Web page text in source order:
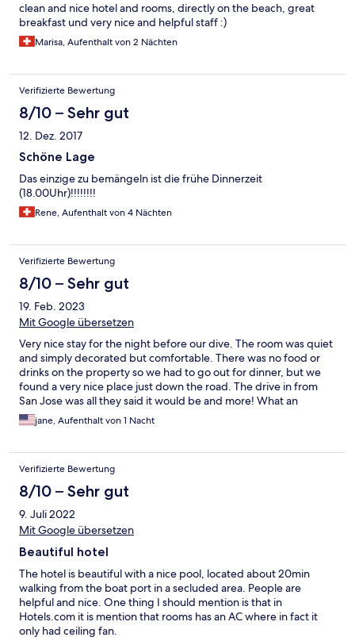
clean and nice hotel and rooms, directly on the beach, great
breakfast und very nice and helpful staff :)
Marisa, Aufenthalt von 2 Nächten
Verifizierte Bewertung
8/10 – Sehr gut
12. Dez. 2017
Schöne Lage
Das einzige zu bemängeln ist die frühe Dinnerzeit
(18.00Uhr)!!!!!!!!
Rene, Aufenthalt von 4 Nächten
Verifizierte Bewertung
8/10 – Sehr gut
19. Feb. 2023
Mit Google übersetzen
Very nice stay for the night before our dive. The room was quiet
and simply decorated but comfortable. There was no food or
drinks on the property so we had to go out for dinner, but we
found a very nice place just down the road. The drive in from
San Jose was all they said it would be and more! What an
adventure. I would recommend staying here as it was very
convenient for the diving with Canos Divers.
jane, Aufenthalt von 1 Nacht
Verifizierte Bewertung
8/10 – Sehr gut
9. Juli 2022
Mit Google übersetzen
Beautiful hotel
The hotel is beautiful with a nice pool, located about 20min
walking from the boat port in a secluded area. People are
helpful and nice. One thing I should mention is that in
Hotels.com it is mention that rooms has an AC where in fact it
only had ceiling fan.